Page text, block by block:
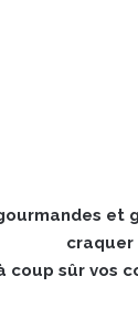
et
craquer
coup sûr vos